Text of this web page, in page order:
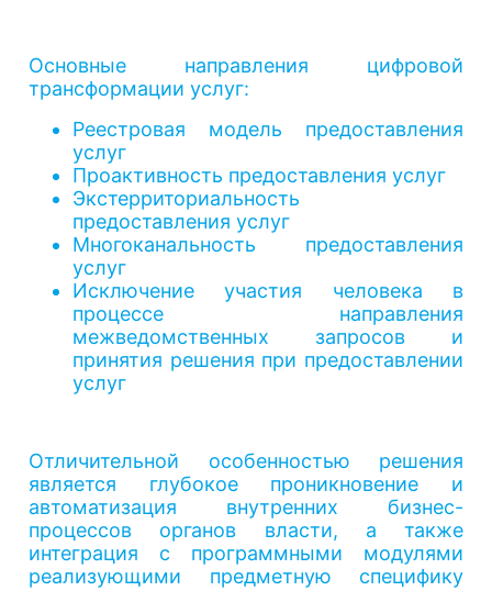
Основные направления цифровой
трансформации услуг:
Реестровая модель предоставления
услуг
Проактивность предоставления услуг
Экстерриториальность
предоставления услуг
Многоканальность предоставления
услуг
Исключение участия человека в
процессе направления
межведомственных запросов и
принятия решения при предоставлении
услуг
Отличительной особенностью решения
является глубокое проникновение и
автоматизация внутренних бизнес-
процессов органов власти, а также
интеграция с программными модулями
реализующими предметную специфику